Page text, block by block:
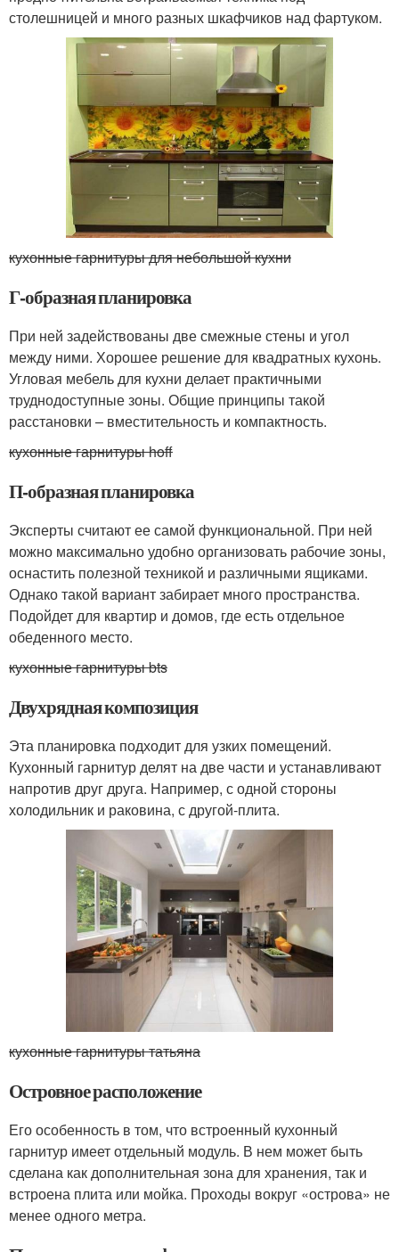
столешницей и много разных шкафчиков над фартуком.
кухонные гарнитуры для небольшой кухни
Г-образная планировка
При ней задействованы две смежные стены и угол
между ними. Хорошее решение для квадратных кухонь.
Угловая мебель для кухни делает практичными
труднодоступные зоны. Общие принципы такой
расстановки – вместительность и компактность.
кухонные гарнитуры hoff
П-образная планировка
Эксперты считают ее самой функциональной. При ней
можно максимально удобно организовать рабочие зоны,
оснастить полезной техникой и различными ящиками.
Однако такой вариант забирает много пространства.
Подойдет для квартир и домов, где есть отдельное
обеденного место.
кухонные гарнитуры bts
Двухрядная композиция
Эта планировка подходит для узких помещений.
Кухонный гарнитур делят на две части и устанавливают
напротив друг друга. Например, с одной стороны
холодильник и раковина, с другой-плита.
кухонные гарнитуры татьяна
Островное расположение
Его особенность в том, что встроенный кухонный
гарнитур имеет отдельный модуль. В нем может быть
сделана как дополнительная зона для хранения, так и
встроена плита или мойка. Проходы вокруг «острова» не
менее одного метра.